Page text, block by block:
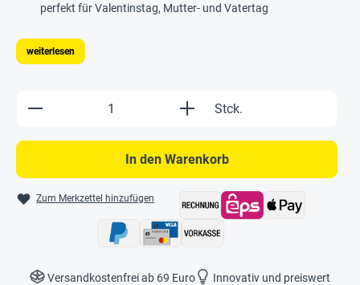
perfekt für Valentinstag, Mutter- und Vatertag
weiterlesen
Produkt Anzahl: Gib den gewünschten
Stck.
In den Warenkorb
Zum Merkzettel hinzufügen
Versandkostenfrei ab 69 Euro
Innovativ und preiswert